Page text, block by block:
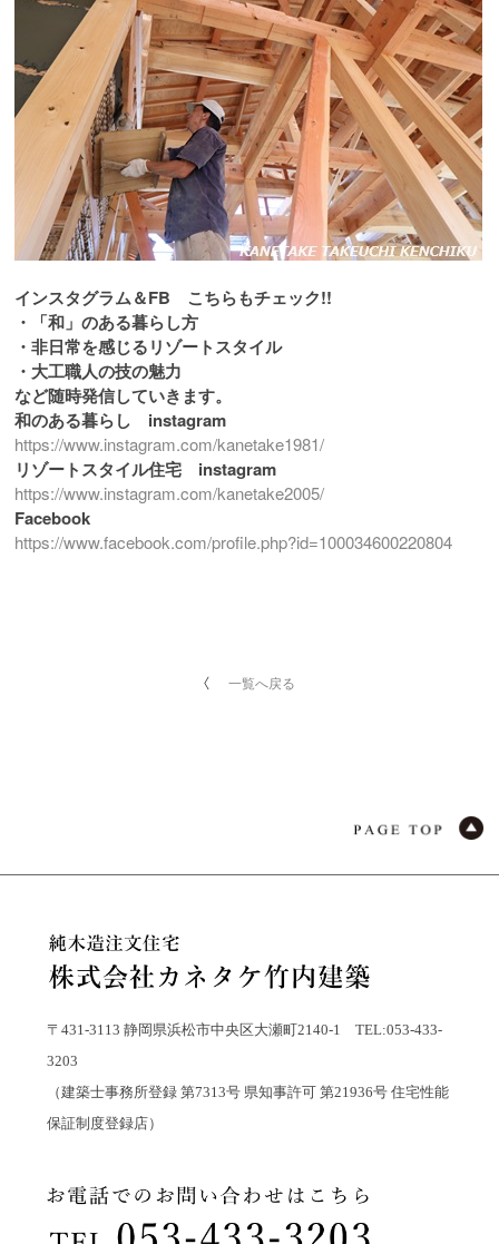
インスタグラム＆FB こちらもチェック!!
・「和」のある暮らし方
・非日常を感じるリゾートスタイル
・大工職人の技の魅力
など随時発信していきます。
和のある暮らし instagram
https://www.instagram.com/kanetake1981/
リゾートスタイル住宅 instagram
https://www.instagram.com/kanetake2005/
Facebook
https://www.facebook.com/profile.php?id=100034600220804
一覧へ戻る
〒431-3113 静岡県浜松市中央区大瀬町2140-1 TEL:053-433-
3203
（建築士事務所登録 第7313号 県知事許可 第21936号 住宅性能
保証制度登録店）